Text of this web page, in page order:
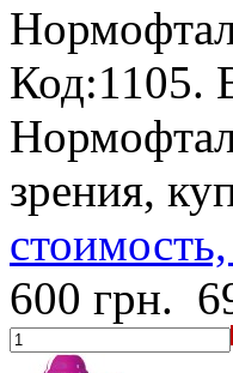
Код:1105.
зрения,
стоимость,
600 грн.